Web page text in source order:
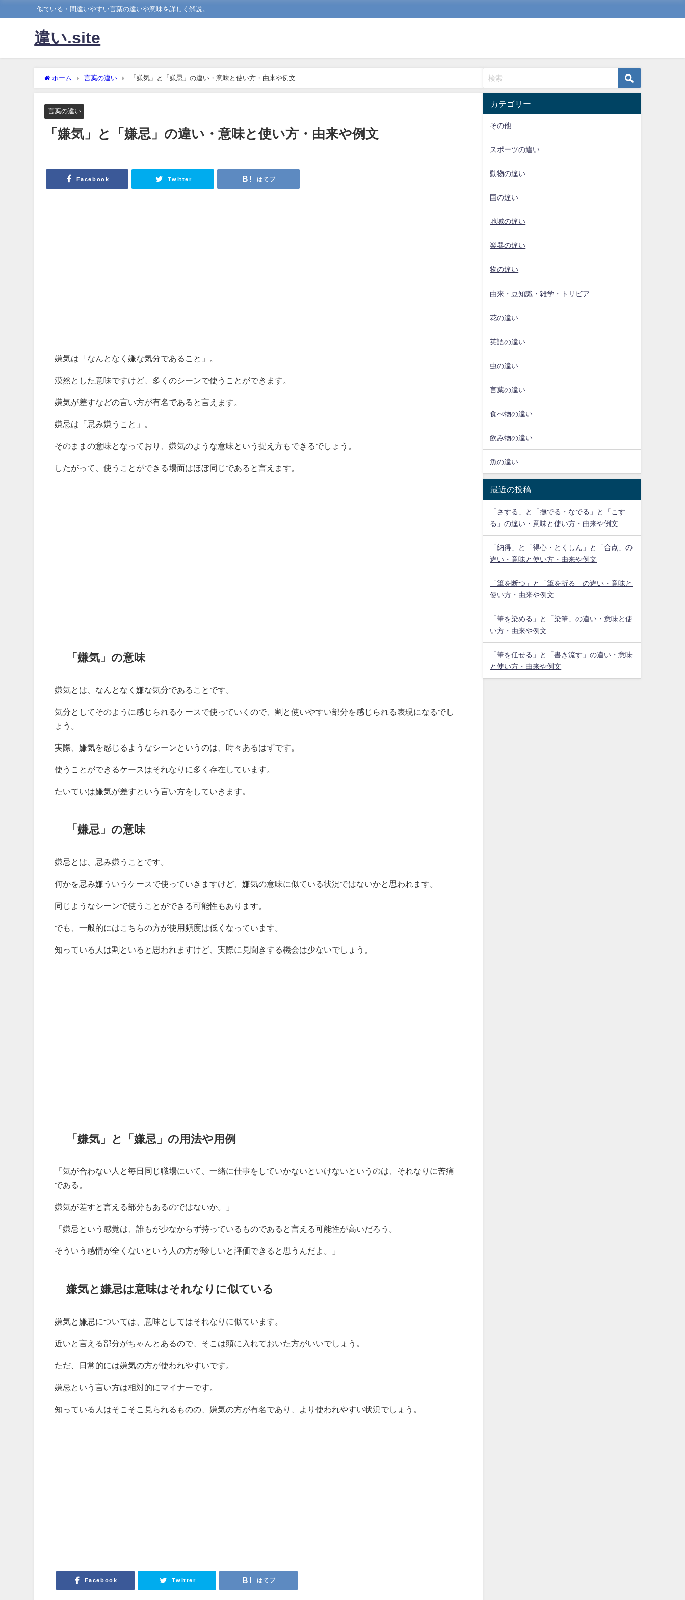
似ている・間違いやすい言葉の違いや意味を詳しく解説。
違い.site
ホーム 言葉の違い 「嫌気」と「嫌忌」の違い・意味と使い方・由来や例文
言葉の違い
「嫌気」と「嫌忌」の違い・意味と使い方・由来や例文
Facebook Twitter はてブ
嫌気は「なんとなく嫌な気分であること」。
漠然とした意味ですけど、多くのシーンで使うことができます。
嫌気が差すなどの言い方が有名であると言えます。
嫌忌は「忌み嫌うこと」。
そのままの意味となっており、嫌気のような意味という捉え方もできるでしょう。
したがって、使うことができる場面はほぼ同じであると言えます。
「嫌気」の意味
嫌気とは、なんとなく嫌な気分であることです。
気分としてそのように感じられるケースで使っていくので、割と使いやすい部分を感じられる表現になるでし
ょう。
実際、嫌気を感じるようなシーンというのは、時々あるはずです。
使うことができるケースはそれなりに多く存在しています。
たいていは嫌気が差すという言い方をしていきます。
「嫌忌」の意味
嫌忌とは、忌み嫌うことです。
何かを忌み嫌ういうケースで使っていきますけど、嫌気の意味に似ている状況ではないかと思われます。
同じようなシーンで使うことができる可能性もあります。
でも、一般的にはこちらの方が使用頻度は低くなっています。
知っている人は割といると思われますけど、実際に見聞きする機会は少ないでしょう。
「嫌気」と「嫌忌」の用法や用例
「気が合わない人と毎日同じ職場にいて、一緒に仕事をしていかないといけないというのは、それなりに苦痛
である。
嫌気が差すと言える部分もあるのではないか。」
「嫌忌という感覚は、誰もが少なからず持っているものであると言える可能性が高いだろう。
そういう感情が全くないという人の方が珍しいと評価できると思うんだよ。」
嫌気と嫌忌は意味はそれなりに似ている
嫌気と嫌忌については、意味としてはそれなりに似ています。
近いと言える部分がちゃんとあるので、そこは頭に入れておいた方がいいでしょう。
ただ、日常的には嫌気の方が使われやすいです。
嫌忌という言い方は相対的にマイナーです。
知っている人はそこそこ見られるものの、嫌気の方が有名であり、より使われやすい状況でしょう。
Facebook Twitter はてブ
カテゴリー
その他
スポーツの違い
動物の違い
国の違い
地域の違い
楽器の違い
物の違い
由来・豆知識・雑学・トリビア
花の違い
英語の違い
虫の違い
言葉の違い
食べ物の違い
飲み物の違い
魚の違い
最近の投稿
「さする」と「撫でる・なでる」と「こす
る」の違い・意味と使い方・由来や例文
「納得」と「得心・とくしん」と「合点」の
違い・意味と使い方・由来や例文
「筆を断つ」と「筆を折る」の違い・意味と
使い方・由来や例文
「筆を染める」と「染筆」の違い・意味と使
い方・由来や例文
「筆を任せる」と「書き流す」の違い・意味
と使い方・由来や例文